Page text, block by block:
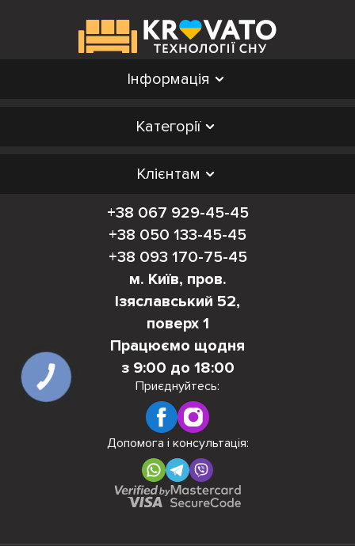
Інформація
Категорії
Клієнтам
+38 067 929-45-45
+38 050 133-45-45
+38 093 170-75-45
м. Київ, пров.
Ізяславський 52,
поверх 1
Працюємо щодня
з 9:00 до 18:00
Приєднуйтесь:
Допомога і консультація:
КНОПКА
ЗВ'ЯЗКУ